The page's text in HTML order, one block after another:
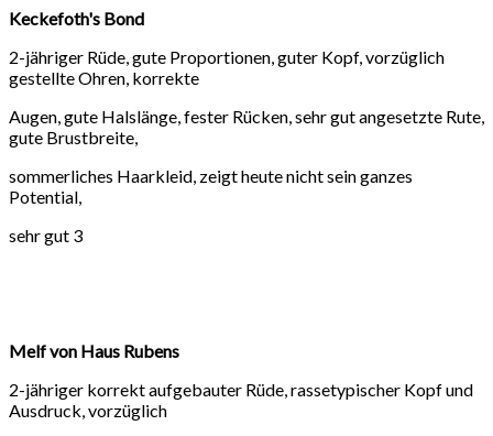
Keckefoth's Bond
2-jähriger Rüde, gute Proportionen, guter Kopf, vorzüglich
gestellte Ohren, korrekte
Augen, gute Halslänge, fester Rücken, sehr gut angesetzte Rute,
gute Brustbreite,
sommerliches Haarkleid, zeigt heute nicht sein ganzes
Potential,
sehr gut 3
Melf von Haus Rubens
2-jähriger korrekt aufgebauter Rüde, rassetypischer Kopf und
Ausdruck, vorzüglich